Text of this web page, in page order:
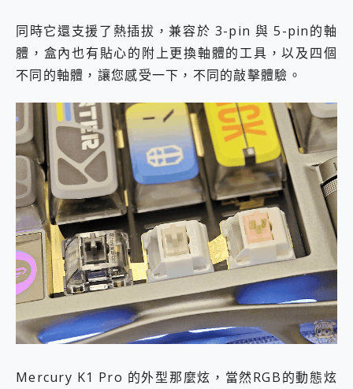
同時它還支援了熱插拔，兼容於 3-pin 與 5-pin的軸
體，盒內也有貼心的附上更換軸體的工具，以及四個
不同的軸體，讓您感受一下，不同的敲擊體驗。
Mercury K1 Pro 的外型那麼炫，當然RGB的動態炫